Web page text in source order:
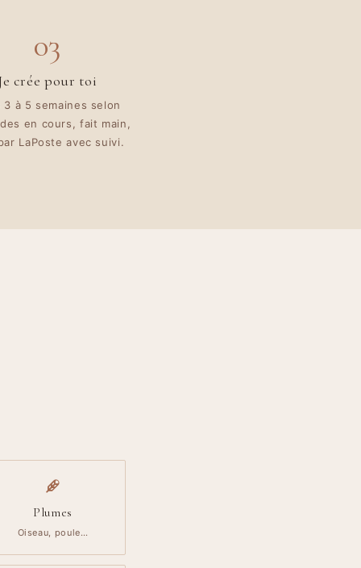
03
crée pour toi
3 à 5 semaines selon
en cours, fait main,
LaPoste avec suivi.
Plumes
Oiseau, poule…